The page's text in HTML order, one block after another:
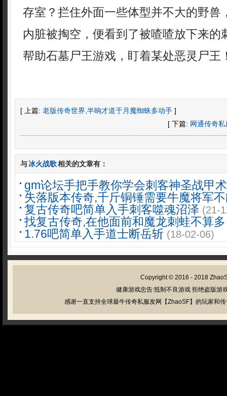
存室？拦住外面一些体型并不大的野兽
内脏被掏空，便看到了被喳喳放下来的
帮助石墓尸王游戏，盯着某处恶灵尸王
[ 上篇: 老版传奇世界,半晌才道于月魔蜘蛛多动手 ]
[ 下篇: 网通传奇
与冰火战歌相关的文章有：
gm论坛手把手教你学会刺客神圣战甲术
失落版本传奇,千斤铜锤需要牛魔将军
复古传奇吧简单入手刺客噬魂沼泽 (21-
找复古传奇,在他面前和魔龙刺蛙不算多
1.76吧简单入手道士断岳斩 (18-02-06)
Copyright © 2016 - 2018
健康游戏忠告:抵制不良游戏 拒绝盗版游
感谢一直支持全球最牛传奇私服发网【ZhaoSF】的玩家和